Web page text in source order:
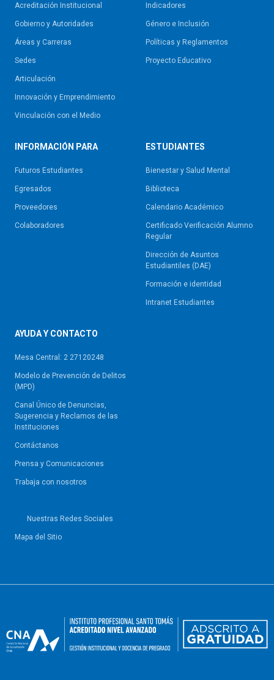
Acreditación Institucional
Gobierno y Autoridades​
Áreas y Carreras
Sedes
Articulación
Innovación y Emprendimiento
Vinculación con el Medio
Indicadores
Género e Inclusión
Políticas y Reglamentos​
Proyecto Educativo
INFORMACIÓN PARA
Futuros Estudiantes
Egresados
Proveedores
Colaboradores
ESTUDIANTES
Bienestar y Salud Mental
Biblioteca
Calendario Académico
Certificado Verificación Alumno
Regular
Dirección de Asuntos
Estudiantiles (DAE)
Formación e identidad
Intranet Estudiantes
AYUDA Y CONTACTO
Mesa Central: 2 27120248
Modelo de Prevención de Delitos
(MPD)
Canal Único de Denuncias,
Sugerencia y Reclamos de las
Instituciones
Contáctanos
Prensa y Comunicaciones
Trabaja con nosotros
Nuestras Redes Sociales
Mapa del Sitio